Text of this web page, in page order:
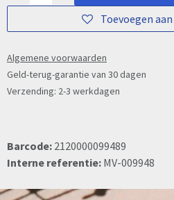
Toevoegen
Algemene voorwaarden
Geld-terug-garantie van 30 dagen
Verzending: 2-3 werkdagen
Barcode: 2120000099489
Interne referentie: MV-009948